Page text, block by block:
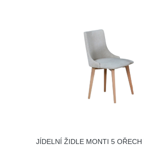
JÍDELNÍ ŽIDLE MONTI 5 OŘECH